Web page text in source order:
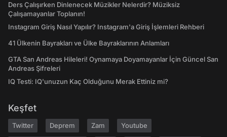
Ders Çalışırken Dinlenecek Müzikler Nelerdir? Müziksiz
Çalışamayanlar Toplanın!
Instagram Giriş Nasıl Yapılır? Instagram'a Giriş İşlemleri Rehberi
41 Ülkenin Bayrakları ve Ülke Bayraklarının Anlamları
GTA San Andreas Hileleri! Oynamaya Doyamayanlar İçin Güncel San
Andreas Şifreleri
IQ Testi: IQ'unuzun Kaç Olduğunu Merak Ettiniz mi?
Keşfet
Twitter Deprem Zam Youtube